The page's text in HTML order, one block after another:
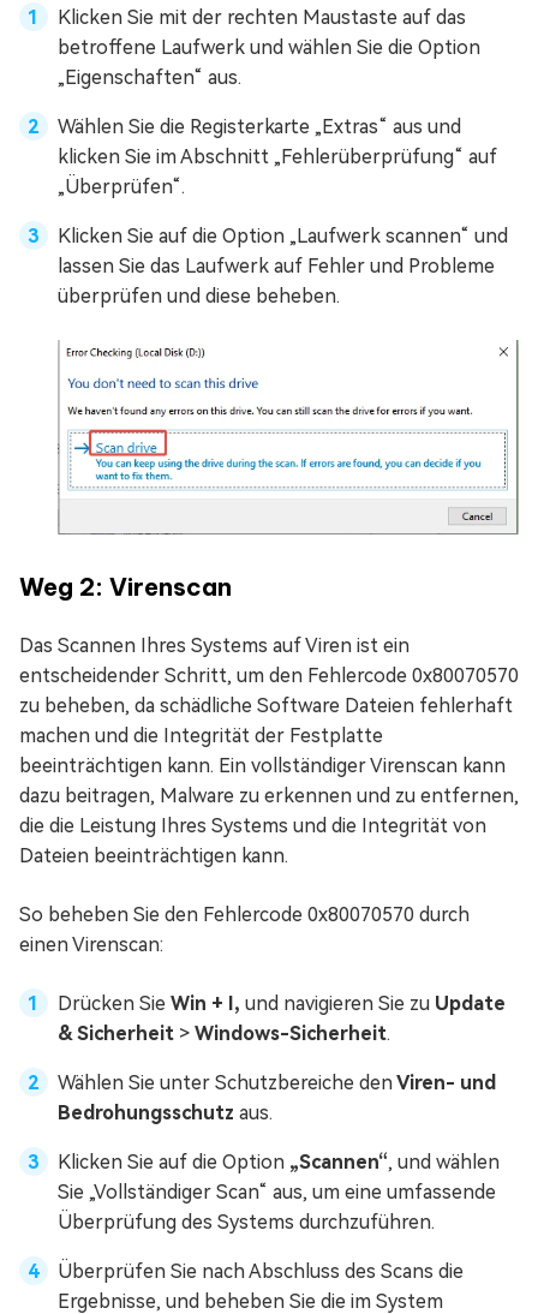
Klicken Sie mit der rechten Maustaste auf das
betroffene Laufwerk und wählen Sie die Option
„Eigenschaften“ aus.
Wählen Sie die Registerkarte „Extras“ aus und
klicken Sie im Abschnitt „Fehlerüberprüfung“ auf
„Überprüfen“.
Klicken Sie auf die Option „Laufwerk scannen“ und
lassen Sie das Laufwerk auf Fehler und Probleme
überprüfen und diese beheben.
Weg 2: Virenscan
Das Scannen Ihres Systems auf Viren ist ein
entscheidender Schritt, um den Fehlercode 0x80070570
zu beheben, da schädliche Software Dateien fehlerhaft
machen und die Integrität der Festplatte
beeinträchtigen kann. Ein vollständiger Virenscan kann
dazu beitragen, Malware zu erkennen und zu entfernen,
die die Leistung Ihres Systems und die Integrität von
Dateien beeinträchtigen kann.
So beheben Sie den Fehlercode 0x80070570 durch
einen Virenscan:
Drücken Sie Win + I, und navigieren Sie zu Update
& Sicherheit > Windows-Sicherheit.
Wählen Sie unter Schutzbereiche denViren- und
Bedrohungsschutz aus.
Klicken Sie auf die Option „Scannen“, und wählen
Sie „Vollständiger Scan“ aus, um eine umfassende
Überprüfung des Systems durchzuführen.
Überprüfen Sie nach Abschluss des Scans die
Ergebnisse, und beheben Sie die im System